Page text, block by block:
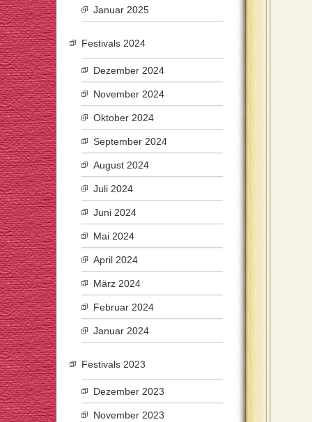
Januar 2025
Festivals 2024
Dezember 2024
November 2024
Oktober 2024
September 2024
August 2024
Juli 2024
Juni 2024
Mai 2024
April 2024
März 2024
Februar 2024
Januar 2024
Festivals 2023
Dezember 2023
November 2023